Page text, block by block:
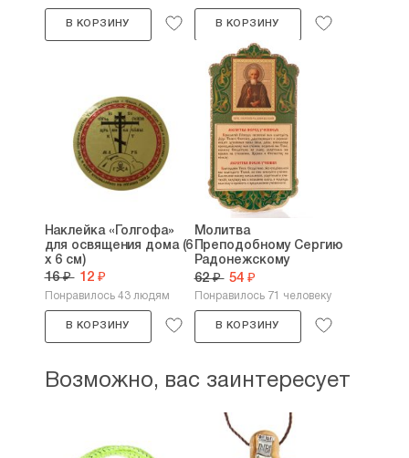
В КОРЗИНУ В КОРЗИНУ
Наклейка «Голгофа»
для освящения дома (6
х 6 см)
16 ₽ 12 ₽
Понравилось 43 людям
В КОРЗИНУ
Молитва
Преподобному Сергию
Радонежскому
перед...
62 ₽ 54 ₽
Понравилось 71 человеку
В КОРЗИНУ
Возможно, вас заинтересует